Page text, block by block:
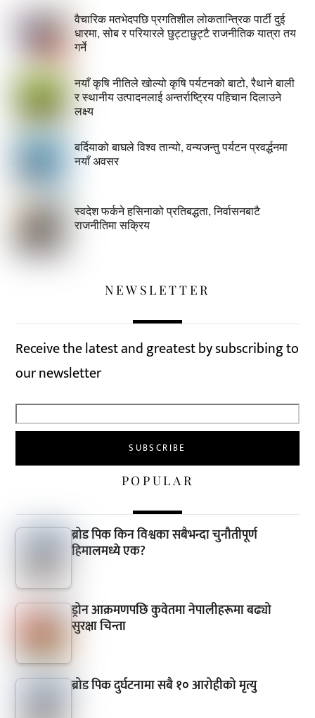
वैचारिक मतभेदपछि प्रगतिशील लोकतान्त्रिक पार्टी दुई
धारमा, सोब र परियारले छुट्टाछुट्टै राजनीतिक यात्रा तय
गर्ने
नयाँ कृषि नीतिले खोल्यो कृषि पर्यटनको बाटो, रैथाने बाली
र स्थानीय उत्पादनलाई अन्तर्राष्ट्रिय पहिचान दिलाउने
लक्ष्य
बर्दियाको बाघले विश्व तान्यो, वन्यजन्तु पर्यटन प्रवर्द्धनमा
नयाँ अवसर
स्वदेश फर्कने हसिनाको प्रतिबद्धता, निर्वासनबाटै
राजनीतिमा सक्रिय
NEWSLETTER
Receive the latest and greatest by subscribing to
our newsletter
POPULAR
ब्रोड पिक किन विश्वका सबैभन्दा चुनौतीपूर्ण
हिमालमध्ये एक?
ड्रोन आक्रमणपछि कुवेतमा नेपालीहरूमा बढ्यो
सुरक्षा चिन्ता
ब्रोड पिक दुर्घटनामा सबै १० आरोहीको मृत्यु